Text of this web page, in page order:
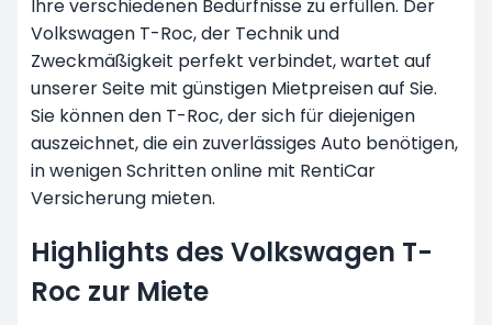
Ihre verschiedenen Bedürfnisse zu erfüllen. Der
Volkswagen T-Roc, der Technik und
Zweckmäßigkeit perfekt verbindet, wartet auf
unserer Seite mit günstigen Mietpreisen auf Sie.
Sie können den T-Roc, der sich für diejenigen
auszeichnet, die ein zuverlässiges Auto benötigen,
in wenigen Schritten online mit RentiCar
Versicherung mieten.
Highlights des Volkswagen T-
Roc zur Miete